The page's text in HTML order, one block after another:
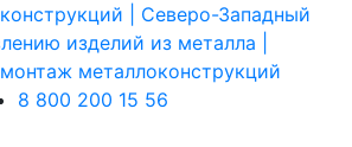
8 800 200 15 56